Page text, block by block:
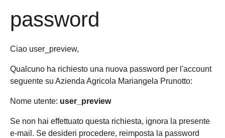
password
Ciao user_preview,
Qualcuno ha richiesto una nuova password per l'account
seguente su Azienda Agricola Mariangela Prunotto:
Nome utente: user_preview
Se non hai effettuato questa richiesta, ignora la presente
e-mail. Se desideri procedere, reimposta la password